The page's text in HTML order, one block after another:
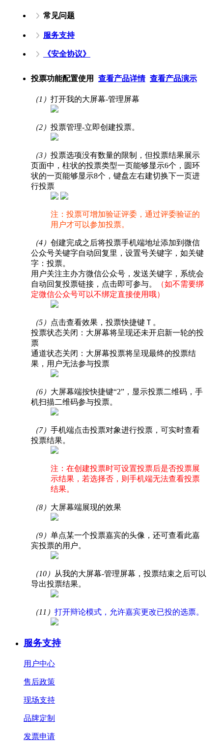
常见问题
服务支持
《安全协议》
投票功能配置使用 查看产品详情 查看产品演示
（1） 打开我的大屏幕-管理屏幕
（2） 投票管理-立即创建投票。
（3） 投票选项没有数量的限制，但投票结果展示
页面中，柱状的投票类型一页能够显示6个，圆环
状的一页能够显示8个，键盘左右建切换下一页进
行投票
注：投票可增加验证评委，通过评委验证的
用户才可以参加投票。
（4） 创建完成之后将投票手机端地址添加到微信
公众号关键字自动回复里，设置号关键字，如关键
字：投票。
用户关注主办方微信公众号，发送关键字，系统会
自动回复投票链接，点击即可参与。
（如不需要绑
定微信公众号可以不绑定直接使用哦）
（5）
点击查看效果，投票快捷键Ｔ。
投票状态关闭：大屏幕将呈现还未开启新一轮的投
票
通道状态关闭：大屏幕投票将呈现最终的投票结
果，用户无法参与投票
（6） 大屏幕端按快捷键“2”，显示投票二维码，手
机扫描二维码参与投票。
（7） 手机端点击投票对象进行投票，可实时查看
投票结果。
注：在创建投票时可设置投票后是否投票展
示结果，若选择否，则手机端无法查看投票
结果。
（8） 大屏幕端展现的效果
（9） 单点某一个投票嘉宾的头像，还可查看此嘉
宾投票的用户。
（10） 从我的大屏幕-管理屏幕，投票结束之后可以
导出投票结果。
（11） 打开辩论模式，允许嘉宾更改已投的选票。
服务支持
用户中心
售后政策
现场支持
品牌定制
发票申请